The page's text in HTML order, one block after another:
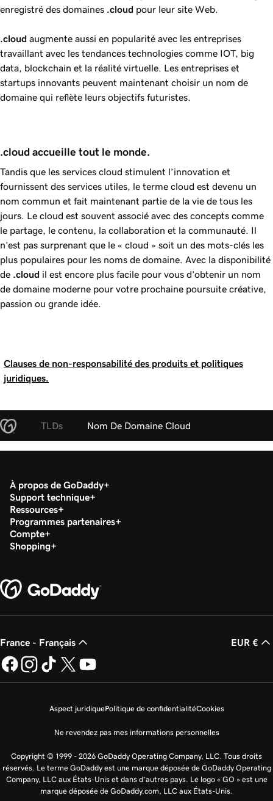
enregistré des domaines .cloud pour leur site Web.
.cloud augmente aussi en popularité avec les entreprises
travaillant avec les tendances technologies comme IOT, big
data, blockchain et la réalité virtuelle. Les entreprises et
startups innovants peuvent maintenant choisir un nom de
domaine qui reflète leurs objectifs futuristes.
.cloud accueille tout le monde.
Tandis que les services cloud stimulent l’innovation et
fournissent des services utiles, le terme cloud est devenu un
nom commun et fait maintenant partie de la vie de tous les
jours. Le cloud est souvent associé avec des concepts comme
le partage, le contenu, la collaboration et la communauté. Il
n’est pas surprenant que le « cloud » soit un des mots-clés les
plus populaires pour les noms de domaine. Avec la disponibilité
de .cloud il est encore plus facile pour vous d’obtenir un nom
de domaine moderne pour votre prochaine poursuite créative,
passion ou grande idée.
Clauses de non-responsabilité des produits et politiques
juridiques.
TLDs Nom De Domaine Cloud
À propos de GoDaddy
Support technique
Ressources
Programmes partenaires
Compte
Shopping
France - Français EUR €
Aspect juridiquePolitique de confidentialitéCookies
Ne revendez pas mes informations personnelles
Copyright © 1999 - 2026 GoDaddy Operating Company, LLC. Tous droits
réservés. Le terme GoDaddy est une marque déposée de GoDaddy Operating
Company, LLC aux États-Unis et dans d’autres pays. Le logo « GO » est une
marque déposée de GoDaddy.com, LLC aux États-Unis.